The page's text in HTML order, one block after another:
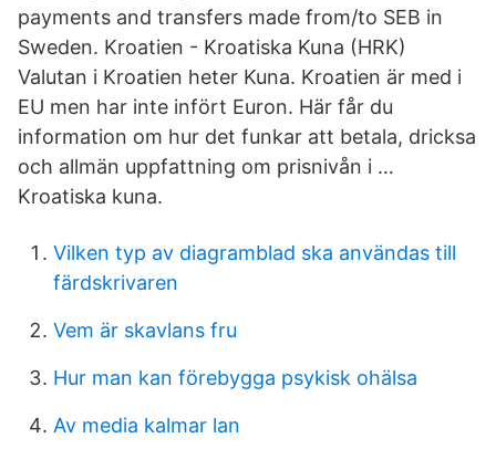
payments and transfers made from/to SEB in
Sweden. Kroatien - Kroatiska Kuna (HRK)
Valutan i Kroatien heter Kuna. Kroatien är med i
EU men har inte infört Euron. Här får du
information om hur det funkar att betala, dricksa
och allmän uppfattning om prisnivån i …
Kroatiska kuna.
Vilken typ av diagramblad ska användas till
färdskrivaren
Vem är skavlans fru
Hur man kan förebygga psykisk ohälsa
Av media kalmar lan